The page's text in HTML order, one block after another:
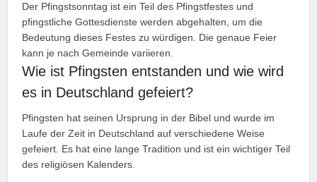
Der Pfingstsonntag ist ein Teil des Pfingstfestes und
pfingstliche Gottesdienste werden abgehalten, um die
Bedeutung dieses Festes zu würdigen. Die genaue Feier
kann je nach Gemeinde variieren.
Wie ist Pfingsten entstanden und wie wird
es in Deutschland gefeiert?
Pfingsten hat seinen Ursprung in der Bibel und wurde im
Laufe der Zeit in Deutschland auf verschiedene Weise
gefeiert. Es hat eine lange Tradition und ist ein wichtiger Teil
des religiösen Kalenders.